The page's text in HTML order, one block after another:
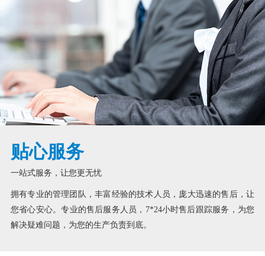
贴心服务
一站式服务，让您更无忧
拥有专业的管理团队，丰富经验的技术人员，庞大迅速的售后，让
您省心安心。专业的售后服务人员，7*24小时售后跟踪服务，为您
解决疑难问题，为您的生产负责到底。